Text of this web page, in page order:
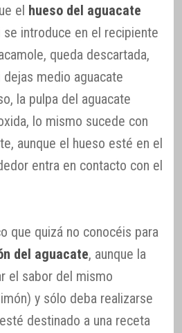
el hueso del aguacate
introduce en el recipiente
queda descartada,
medio aguacate
la pulpa del aguacate
lo mismo sucede con
aunque el hueso esté en el
entra en contacto con el
que quizá no conocéis para
del aguacate, aunque la
el sabor del mismo
y sólo deba realizarse
destinado a una receta